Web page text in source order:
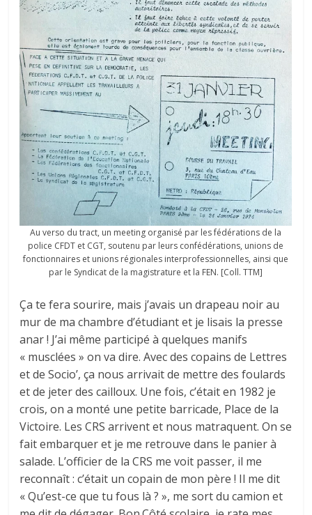
Au verso du tract, un meeting organisé par les fédérations de la
police CFDT et CGT, soutenu par leurs confédérations, unions de
fonctionnaires et unions régionales interprofessionnelles, ainsi que
par le Syndicat de la magistrature et la FEN. [Coll. TTM]
Ça te fera sourire, mais j’avais un drapeau noir au
mur de ma chambre d’étudiant et je lisais la presse
anar ! J’ai même participé à quelques manifs
« musclées » on va dire. Avec des copains de Lettres
et de Socio’, ça nous arrivait de mettre des foulards
et de jeter des cailloux. Une fois, c’était en 1982 je
crois, on a monté une petite barricade, Place de la
Victoire. Les CRS arrivent et nous matraquent. On se
fait embarquer et je me retrouve dans le panier à
salade. L’officier de la CRS me voit passer, il me
reconnaît : c’était un copain de mon père ! Il me dit
« Qu’est-ce que tu fous là ? », me sort du camion et